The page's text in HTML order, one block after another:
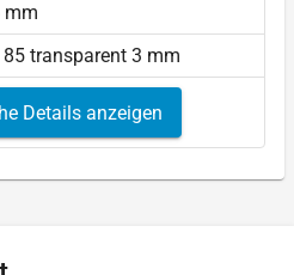
mm
85 transparent 3 mm
Details anzeigen